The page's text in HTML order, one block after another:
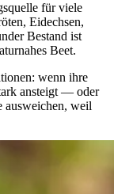
für viele
Eidechsen,
Bestand ist
Beet.
wenn ihre
ansteigt — oder
ausweichen, weil